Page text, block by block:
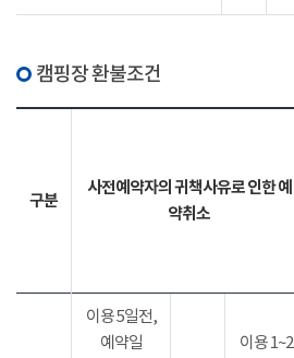
캠핑장 환불조건
구분
사전예약자의 귀책사유로 인한 예
약취소
이용 5일전,
예약일
이용 1~2